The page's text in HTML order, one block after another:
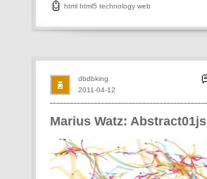
html html5 technology web
Marius Watz: Abstract01js
2011-04-12
dbdbking